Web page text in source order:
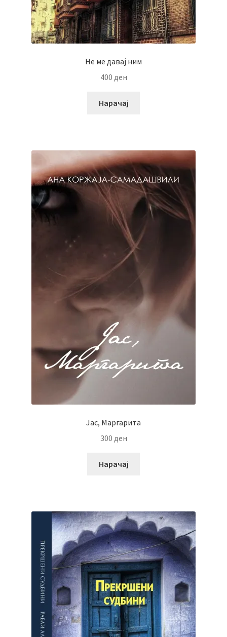
Не ме давај ним
400 ден
Нарачај
Јас, Маргарита
300 ден
Нарачај